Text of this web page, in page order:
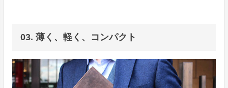
03. 薄く、軽く、コンパクト